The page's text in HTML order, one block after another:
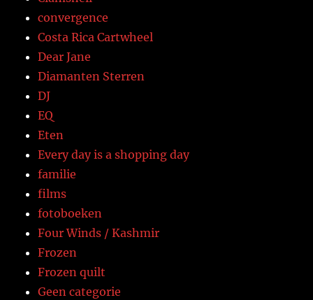
convergence
Costa Rica Cartwheel
Dear Jane
Diamanten Sterren
DJ
EQ
Eten
Every day is a shopping day
familie
films
fotoboeken
Four Winds / Kashmir
Frozen
Frozen quilt
Geen categorie